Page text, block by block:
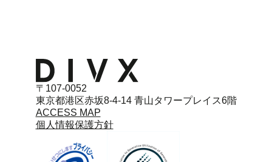
〒107-0052
東京都港区赤坂8-4-14 青山タワープレイス6階
ACCESS MAP
個人情報保護方針